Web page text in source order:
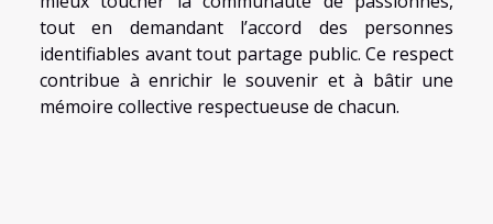
tout en demandant l’accord des personnes
identifiables avant tout partage public. Ce respect
contribue à enrichir le souvenir et à bâtir une
mémoire collective respectueuse de chacun.